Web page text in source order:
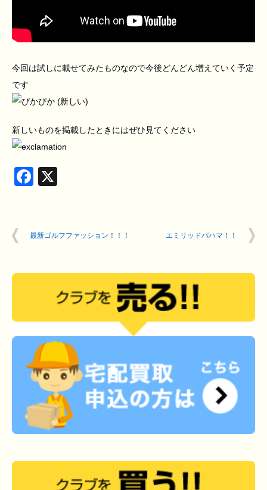
今回は試しに載せてみたものなので今後どんどん増えていく予定
です
新しいものを掲載したときにはぜひ見てください
Facebook
最新ゴルフファッション！！！ エミリッドバハマ！！